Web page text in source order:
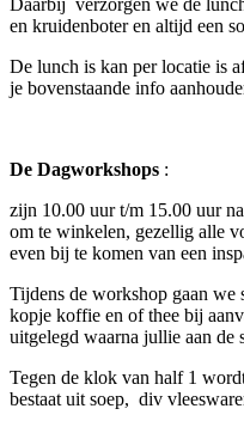
en kruidenboter en altijd een
De lunch is kan per locatie is
je bovenstaande info
De Dagworkshops :
zijn 10.00 uur t/m 15.00 uur
om te winkelen, gezellig alle
even bij te komen van een
Tijdens de workshop gaan we
kopje koffie en of thee bij
uitgelegd waarna jullie aan de
Tegen de klok van half 1
bestaat uit soep, div